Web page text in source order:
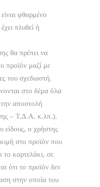
φθαρμένο
πλυθεί ή
θα πρέπει να
προϊόν μαζί με
του σχεδιαστή.
στο δέμα όλα
αποστολή
– Τ.Δ.Α. κ.λπ.).
είδους, ο χρήστης
στο προϊόν που
το καρτελάκι, σε
ότι το προϊόν δεν